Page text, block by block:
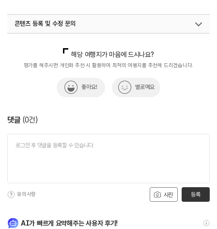
콘텐츠 등록 및 수정 문의
해당 여행지가 마음에 드시나요?
평가를 해주시면 개인화 추천 시 활용하여 최적의 여행지를 추천해 드리겠습니다.
좋아요! 별로예요
댓글 (0건)
사진
유의사항 등록
AI가 빠르게 요약해주는 사용자 후기!